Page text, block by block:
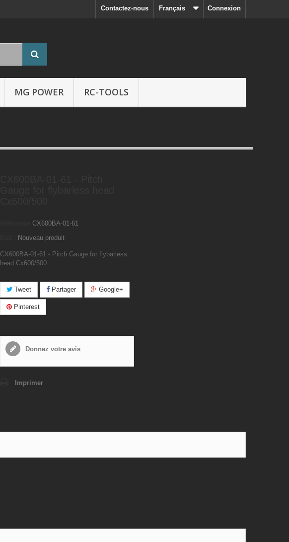
Connexion
Français
Contactez-nous
MG POWER RC-TOOLS
CX600BA-01-61
Nouveau produit
CX600BA-01-61 - Pitch Gauge for flybarless
head Cx600/500
Tweet Partager Google+
Pinterest
Donnez votre avis
Imprimer